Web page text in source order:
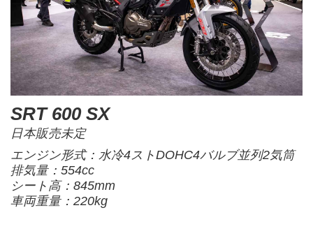
SRT 600 SX
日本販売未定
エンジン形式：水冷4ストDOHC4バルブ並列2気筒
排気量：554cc
シート高：845mm
車両重量：220kg